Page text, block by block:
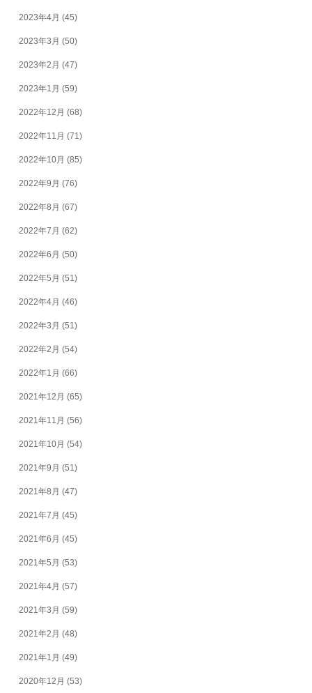
2023年4月 (45)
2023年3月 (50)
2023年2月 (47)
2023年1月 (59)
2022年12月 (68)
2022年11月 (71)
2022年10月 (85)
2022年9月 (76)
2022年8月 (67)
2022年7月 (62)
2022年6月 (50)
2022年5月 (51)
2022年4月 (46)
2022年3月 (51)
2022年2月 (54)
2022年1月 (66)
2021年12月 (65)
2021年11月 (56)
2021年10月 (54)
2021年9月 (51)
2021年8月 (47)
2021年7月 (45)
2021年6月 (45)
2021年5月 (53)
2021年4月 (57)
2021年3月 (59)
2021年2月 (48)
2021年1月 (49)
2020年12月 (53)